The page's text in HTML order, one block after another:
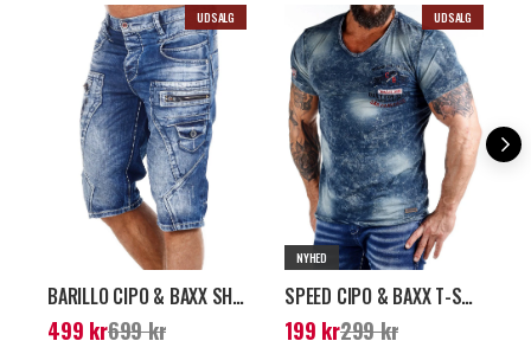
UDSALG
BARILLO CIPO & BAXX SHORTS - MØRKEBLÅ
Nuværende pris:
499 kr699 kr
UDSALG
NYHED
SPEED CIPO & BAXX T-SHIRT - MØRKEBLÅ
Nuværende pris:
199 kr299 kr